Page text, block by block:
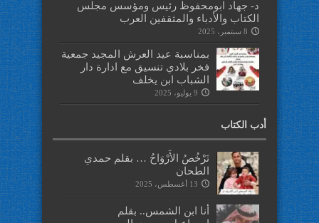
د- جهاد ابومحفوظ رئيس ومؤسس مجلس
الكتاب والأدباء والمثقفين العرب
8 سبتمبر، 2025
بمناسبة عيد العرش المجيد جمعية
فخر بلادي تنسيق مع ادارة دار
الشباب ابن يخلف
9 يوليو، 2025
أدب الكتاب
تَرْخُصُ الأَرْوَاحُ … بقلم حمدي
الطحان
13 أغسطس، 2025
أنا ابن الشمس.. بقلم